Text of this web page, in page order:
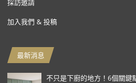
採訪邀請
加入我們 & 投稿
最新消息
不只是下廚的地方！6個關鍵